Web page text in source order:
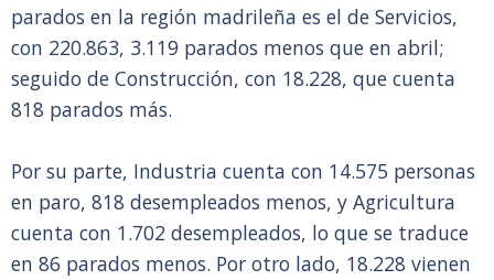
parados en la región madrileña es el de Servicios,
con 220.863, 3.119 parados menos que en abril;
seguido de Construcción, con 18.228, que cuenta
818 parados más.
Por su parte, Industria cuenta con 14.575 personas
en paro, 818 desempleados menos, y Agricultura
cuenta con 1.702 desempleados, lo que se traduce
en 86 parados menos. Por otro lado, 18.228 vienen